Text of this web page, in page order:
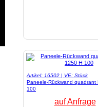
Artikel: 16502 | VE: Stück
Paneele-Rückwand quadrant
100
auf Anfrage